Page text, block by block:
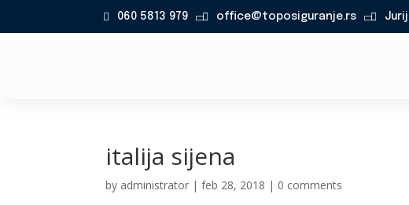
060 5813 979  office@toposiguranje.rs 
italija sijena
by administrator |feb 28, 2018 | 0 comments